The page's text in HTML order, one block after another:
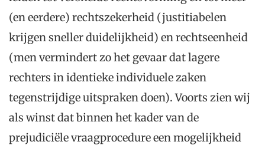
(en eerdere) rechtszekerheid (justitiabelen
krijgen sneller duidelijkheid) en rechtseenheid
(men vermindert zo het gevaar dat lagere
rechters in identieke individuele zaken
tegenstrijdige uitspraken doen). Voorts zien wij
als winst dat binnen het kader van de
prejudiciële vraagprocedure een mogelijkheid